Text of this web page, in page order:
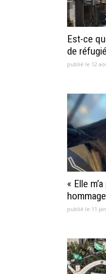
Est-ce
de
publié le 12
« Elle
publié le 11